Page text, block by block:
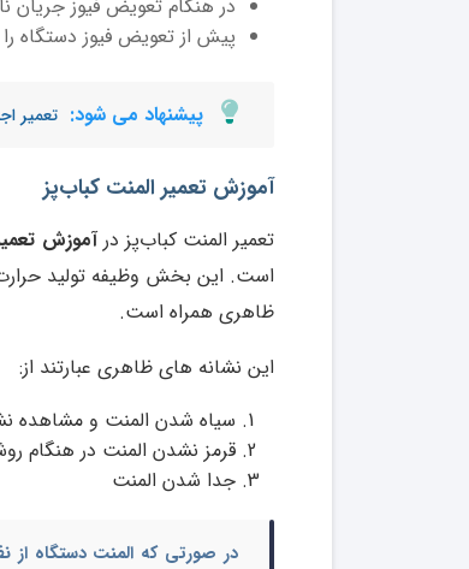
در هنگام تعویض فیوز جریان
پیش از تعویض فیوز دستگاه
پیشنهاد می شود: تعمیر
آموزش تعمیر المنت کباب‌پز
تعمیر المنت کباب‌پز درآموزش
است. این بخش وظیفه تولید حرارت
ظاهری همراه است.
این نشانه های ظاهری عبارتند از:
سیاه شدن المنت و مشاهده
قرمز نشدن المنت در هنگام
جدا شدن المنت
در صورتی که المنت دستگاه از